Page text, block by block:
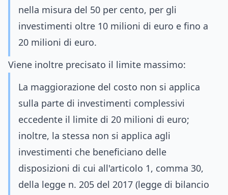
nella misura del 50 per cento, per gli
investimenti oltre 10 milioni di euro e fino a
20 milioni di euro.
Viene inoltre precisato il limite massimo:
La maggiorazione del costo non si applica
sulla parte di investimenti complessivi
eccedente il limite di 20 milioni di euro;
inoltre, la stessa non si applica agli
investimenti che beneficiano delle
disposizioni di cui all'articolo 1, comma 30,
della legge n. 205 del 2017 (legge di bilancio